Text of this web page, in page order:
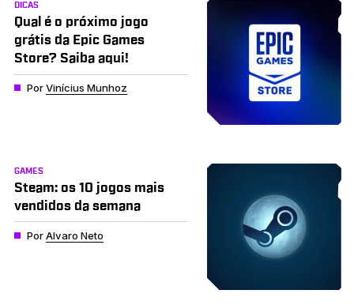
DICAS
Qual é o próximo jogo
grátis da Epic Games
Store? Saiba aqui!
PorVinícius Munhoz
GAMES
Steam: os 10 jogos mais
vendidos da semana
PorAlvaro Neto